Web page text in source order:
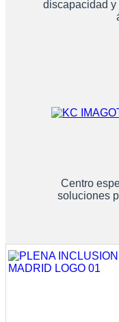
discapacidad y
Centro
soluciones